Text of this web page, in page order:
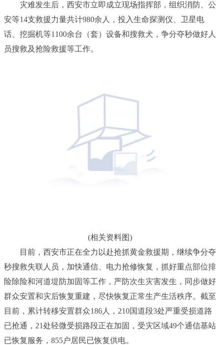
灾难发生后，西安市立即成立现场指挥部，组织消防、公
安等14支救援力量共计980余人，投入生命探测仪、卫星电
话、挖掘机等1100余台（套）设备和搜救犬，争分夺秒做好人
员搜救及抢险救援等工作。
(相关资料图)
目前，西安市正在全力以赴抢抓黄金救援期，继续争分夺
秒搜救失联人员，加快通信、电力抢修恢复，抓好重点部位排
险除险和河道堤防加固等工作，严防次生灾害发生，同步做好
群众安置和灾后恢复重建，尽快恢复正常生产生活秩序。截至
目前，累计转移安置群众186人，210国道段3处严重受损道路
已抢通，21处轻微受损路段正在加固，受灾区域49个通信基站
已恢复服务，855户居民已恢复供电。